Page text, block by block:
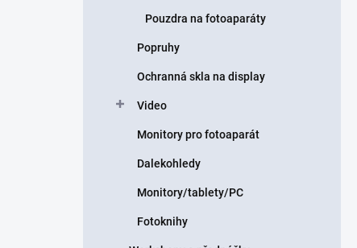
Pouzdra na fotoaparáty
Popruhy
Ochranná skla na display
Video
Monitory pro fotoaparát
Dalekohledy
Monitory/tablety/PC
Fotoknihy